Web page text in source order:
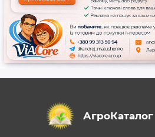
АгроКаталог